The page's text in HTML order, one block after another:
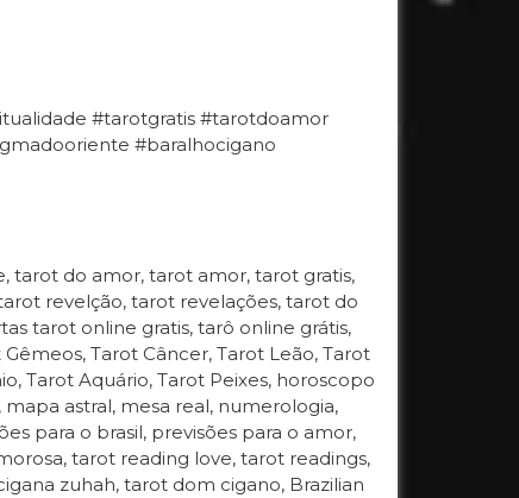
#tarotgratis #tarotdoamor
#baralhocigano
tarot do amor, tarot amor, tarot gratis,
revelção, tarot revelações, tarot do
tarot online gratis, tarô online grátis,
Tarot Câncer, Tarot Leão, Tarot
Tarot Aquário, Tarot Peixes, horoscopo
astral, mesa real, numerologia,
para o brasil, previsões para o amor,
tarot reading love, tarot readings,
zuhah, tarot dom cigano, Brazilian